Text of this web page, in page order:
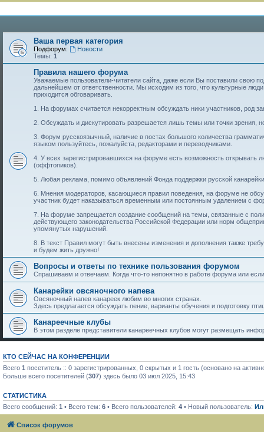
Ваша первая категория
Подфорум:
Новости
Темы: 1
Правила нашего форума
Уважаемые пользователи-читатели сайта, даже если Вы поставили свою
дальнейшем от ответственности. Мы исходим из того, что культурные
приходится обговаривать.
1. На форумах считается некорректным обсуждать ники участников, род
2. Обсуждать и дискутировать разрешается лишь темы или точки зрения,
3. Форум русскоязычный, наличие в постах большого количества
языком пользуйтесь, пожалуйста, редакторами и переводчиками.
4. У всех зарегистрировавшихся на форуме есть возможность
(оффтопиков).
5. Любая реклама, помимо объявлений Фонда поддержки русской
6. Мнения модераторов, касающиеся правил поведения, на форуме не
участник будет наказываться временным или постоянным удалением с
7. На форуме запрещается создание сообщений на темы, связанные с
действующего законодательства Российской Федерации или норм
упомянутых нарушений.
8. В текст Правил могут быть внесены изменения и дополнения также
и будем жить дружно!
Вопросы и ответы по технике пользования форумом
Спрашиваем и отвечаем. Когда что-то непонятно в работе форума или
Канарейки овсяночного напева
Овсяночный напев канареек любим во многих странах.
Здесь предлагается обсуждать пение, варианты обучения и подготовку
Канареечные клубы
В этом разделе представители канареечных клубов могут размещать
КТО СЕЙЧАС НА КОНФЕРЕНЦИИ
Всего 1 посетитель :: 0 зарегистрированных, 0 скрытых и 1 гость (основано на
Больше всего посетителей (307) здесь было 03 июл 2025, 15:43
СТАТИСТИКА
Всего сообщений: 1 • Всего тем: 6 • Всего пользователей: 4 • Новый пользователь:
Список форумов